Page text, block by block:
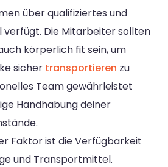
über qualifiziertes und
verfügt. Die Mitarbeiter sollten
körperlich fit sein, um
sicher transportieren zu
Team gewährleistet
Handhabung deiner
Faktor ist die Verfügbarkeit
und Transportmittel.